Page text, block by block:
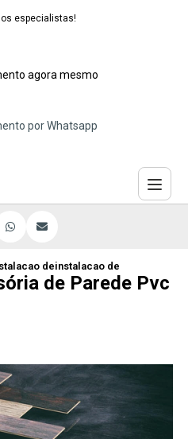
especialistas!
agora mesmo
por Whatsapp
de pvc
de divisoria de pvc para
instalacao de divisoria de
de Parede Pvc